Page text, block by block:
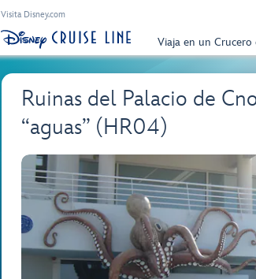
Visita Disney.com
Viaja en un Crucero
Ruinas del Palacio de
“aguas” (HR04)